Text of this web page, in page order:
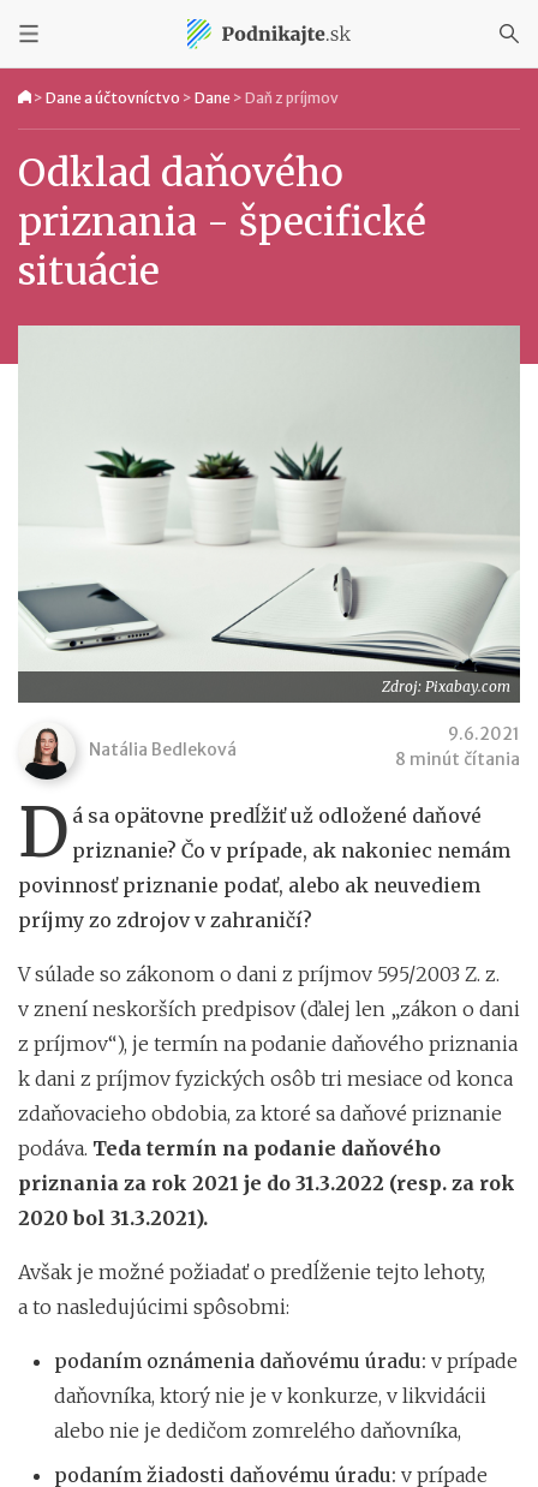
> Dane a účtovníctvo > Dane > Daň z príjmov
Odklad daňového
priznania - špecifické
situácie
Zdroj: Pixabay.com
Natália Bedleková
9.6.2021
8 minút čítania
D á sa opätovne predĺžiť už odložené daňové
priznanie? Čo v prípade, ak nakoniec nemám
povinnosť priznanie podať, alebo ak neuvediem
príjmy zo zdrojov v zahraničí?
V súlade so zákonom o dani z príjmov 595/2003 Z. z.
v znení neskorších predpisov (ďalej len „zákon o dani
z príjmov“), je termín na podanie daňového priznania
k dani z príjmov fyzických osôb tri mesiace od konca
zdaňovacieho obdobia, za ktoré sa daňové priznanie
podáva. Teda termín na podanie daňového
priznania za rok 2021 je do 31.3.2022 (resp. za rok
2020 bol 31.3.2021).
Avšak je možné požiadať o predĺženie tejto lehoty,
a to nasledujúcimi spôsobmi:
podaním oznámenia daňovému úradu: v prípade
daňovníka, ktorý nie je v konkurze, v likvidácii
alebo nie je dedičom zomrelého daňovníka,
podaním žiadosti daňovému úradu: v prípade